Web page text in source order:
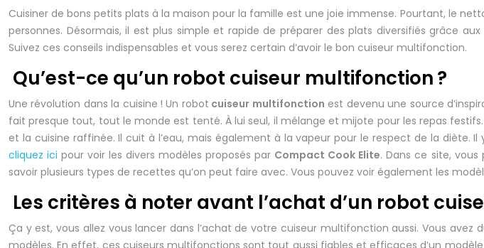
Cuisiner de bons petits plats à la maison pour la famille est une joie immense. Pourtant, le
personnes. Désormais, il est plus simple et rapide de préparer des plats diversifiés grâce
Suivez ces conseils indispensables et vous serez certain d’avoir le bon cuiseur multifonction.
Qu’est-ce qu’un robot cuiseur multifonction ?
Une révolution dans la cuisine ! Un robot cuiseur multifonction est devenu une source
fait presque tout, tout le monde est tenté. À lui seul, il mélange et mijote pour les repas
et la cuisine raffinée. Il cuit à l’eau, mais également à la vapeur pour le respect de la diète.
cliquez ici pour voir les divers modèles proposés par Compact Cook Elite. Dans ce site, vous
savoir plusieurs types de recettes qu’on peut faire avec. Vous pouvez voir également les
Les critères à noter avant l’achat d’un robot
Ça y est, vous allez vous lancer dans l’achat de votre cuiseur multifonction aussi. Vous
modèles. En effet, ces cuiseurs multifonctions sont tout aussi fiables et efficaces d’un